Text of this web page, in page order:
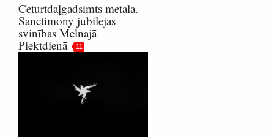
Ceturtdaļgadsimts metāla.
Sanctimony jubilejas
svinības Melnajā
Piektdienā
11